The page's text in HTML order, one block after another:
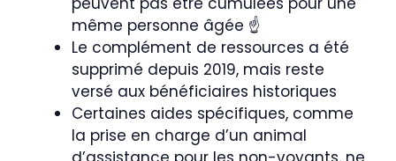
même personne âgée ☝️
Le complément de ressources a été
supprimé depuis 2019, mais reste
versé aux bénéficiaires historiques
Certaines aides spécifiques, comme
la prise en charge d’un animal